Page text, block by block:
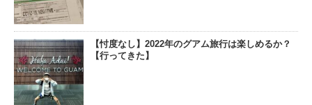
【忖度なし】2022年のグアム旅行は楽しめるか？
【行ってきた】